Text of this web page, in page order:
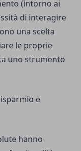
(intorno ai
di interagire
una scelta
le proprie
uno strumento
e
hanno